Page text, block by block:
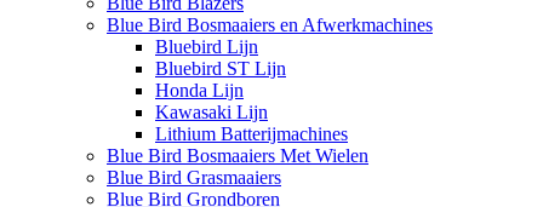
Blue Bird Bosmaaiers en Afwerkmachines
Bluebird Lijn
Bluebird ST Lijn
Honda Lijn
Kawasaki Lijn
Lithium Batterijmachines
Blue Bird Bosmaaiers Met Wielen
Blue Bird Grasmaaiers
Blue Bird Grondboren